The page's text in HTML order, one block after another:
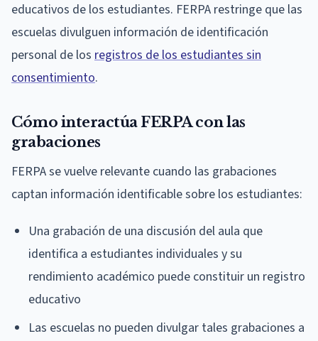
educativos de los estudiantes. FERPA restringe que las
escuelas divulguen información de identificación
personal de los registros de los estudiantes sin
consentimiento.
Cómo interactúa FERPA con las
grabaciones
FERPA se vuelve relevante cuando las grabaciones
captan información identificable sobre los estudiantes:
Una grabación de una discusión del aula que
identifica a estudiantes individuales y su
rendimiento académico puede constituir un registro
educativo
Las escuelas no pueden divulgar tales grabaciones a